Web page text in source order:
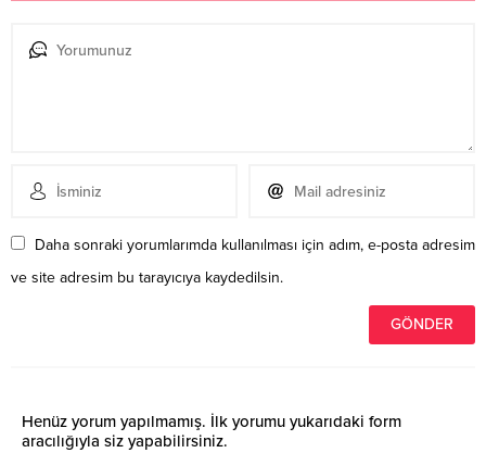
Daha sonraki yorumlarımda kullanılması için adım, e-posta adresim
ve site adresim bu tarayıcıya kaydedilsin.
Henüz yorum yapılmamış. İlk yorumu yukarıdaki form
aracılığıyla siz yapabilirsiniz.